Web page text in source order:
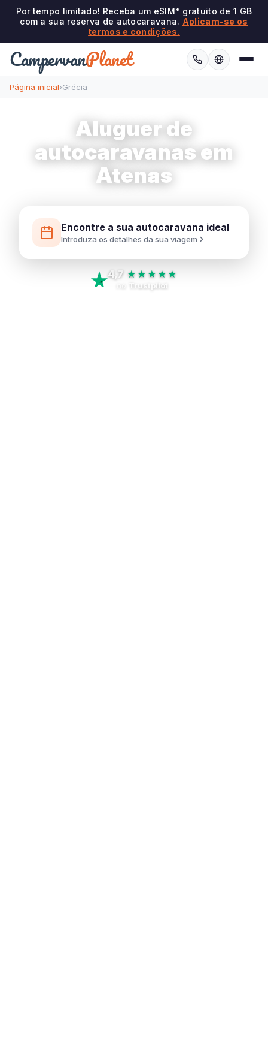
Por tempo limitado! Receba um eSIM* gratuito de 1 GB
com a sua reserva de autocaravana. Aplicam-se os
termos e condições.
CampervanPlanet
Página inicial›Grécia
Aluguer de
autocaravanas em
Atenas
Encontre a sua autocaravana ideal
Introduza os detalhes da sua viagem
4,7 ★★★★★
Trustpilot